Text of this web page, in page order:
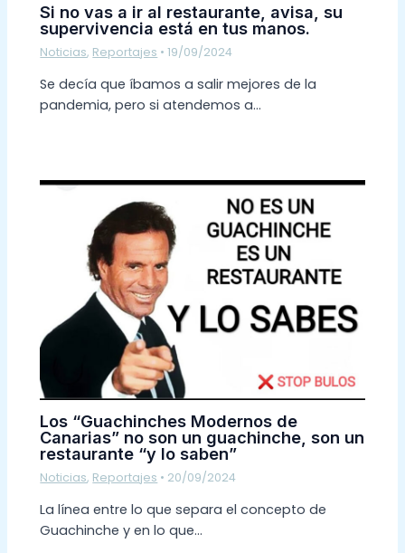
Si no vas a ir al restaurante, avisa, su
supervivencia está en tus manos.
Noticias, Reportajes •19/09/2024
Se decía que íbamos a salir mejores de la
pandemia, pero si atendemos a…
Los “Guachinches Modernos de
Canarias” no son un guachinche, son un
restaurante “y lo saben”
Noticias, Reportajes • 20/09/2024
La línea entre lo que separa el concepto de
Guachinche y en lo que…